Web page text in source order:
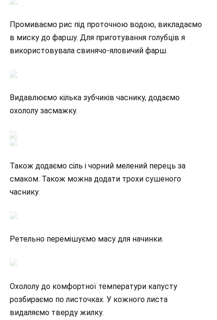
Промиваємо рис під проточною водою, викладаємо
в миску до фаршу. Для приготування голубців я
використовувала свинячо-яловичий фарш.
Видавлюємо кілька зубчиків часнику, додаємо
охололу засмажку.
Також додаємо сіль і чорний мелений перець за
смаком. Також можна додати трохи сушеного
часнику.
Ретельно перемішуємо масу для начинки.
Охололу до комфортної температури капусту
розбираємо по листочках. У кожного листа
видаляємо тверду жилку.